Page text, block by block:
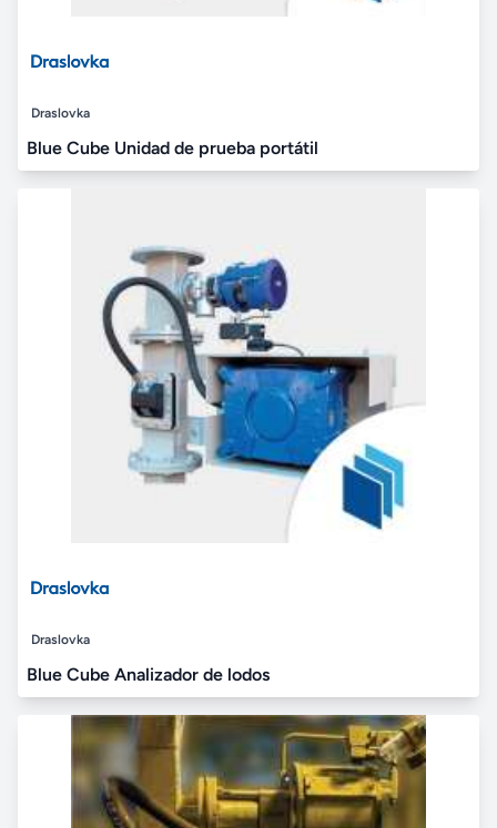
Draslovka
Blue Cube Unidad de prueba portátil
Draslovka
Blue Cube Analizador de lodos